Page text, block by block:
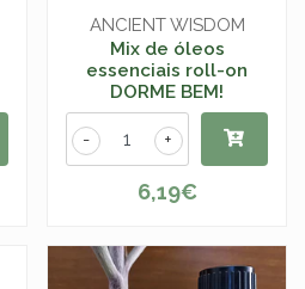
ANCIENT WISDOM
Mix de óleos
essenciais roll-on
DORME BEM!
+
-
6,19€